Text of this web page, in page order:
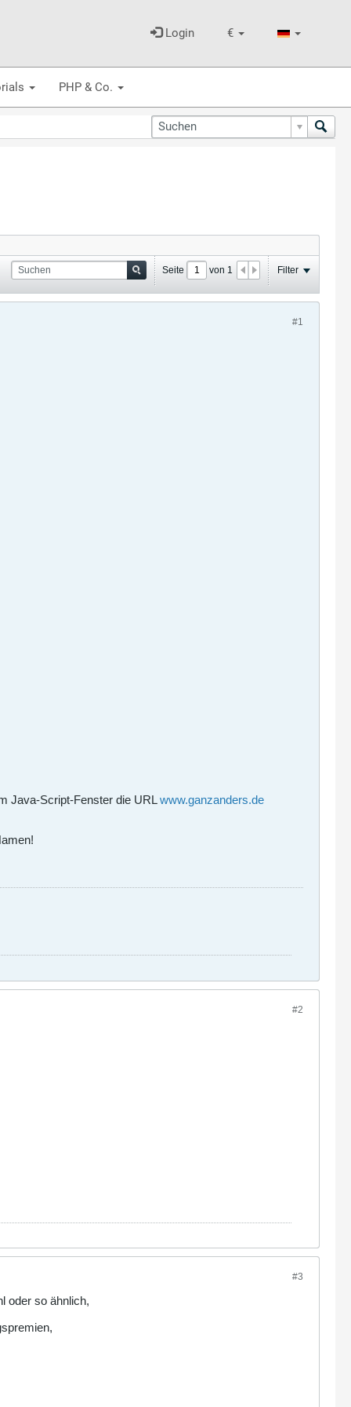
€
Login
PHP & Co.
Seite von 1 Filter
#1
Java-Script-Fenster die URLwww.ganzanders.de
#2
#3
oder so ähnlich,